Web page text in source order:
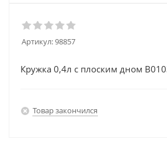
Артикул:98857
Кружка 0,4л с плоским дном
Товар закончился